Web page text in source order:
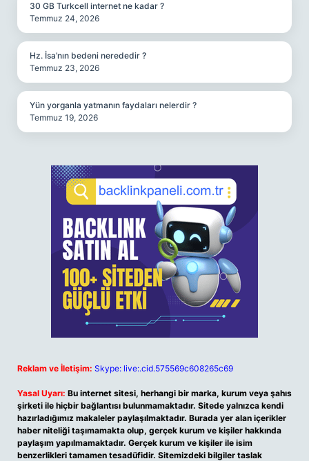
30 GB Turkcell internet ne kadar ?
Temmuz 24, 2026
Hz. İsa’nın bedeni nerededir ?
Temmuz 23, 2026
Yün yorganla yatmanın faydaları nelerdir ?
Temmuz 19, 2026
Reklam ve İletişim: Skype: live:.cid.575569c608265c69
Yasal Uyarı: Bu internet sitesi, herhangi bir marka, kurum veya şahıs
şirketi ile hiçbir bağlantısı bulunmamaktadır. Sitede yalnızca kendi
hazırladığımız makaleler paylaşılmaktadır. Burada yer alan içerikler
haber niteliği taşımamakta olup, gerçek kurum ve kişiler hakkında
paylaşım yapılmamaktadır. Gerçek kurum ve kişiler ile isim
benzerlikleri tamamen tesadüfidir. Sitemizdeki bilgiler taslak